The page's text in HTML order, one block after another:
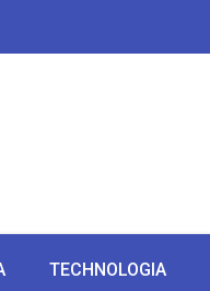
TECHNOLOGIA